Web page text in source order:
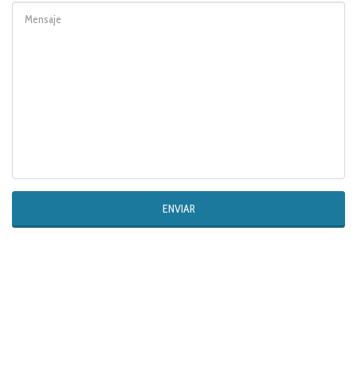
ENVIAR